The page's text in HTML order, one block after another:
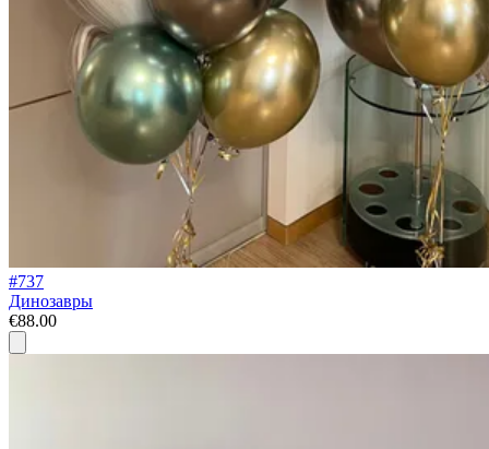
#737
Динозавры
€88.00